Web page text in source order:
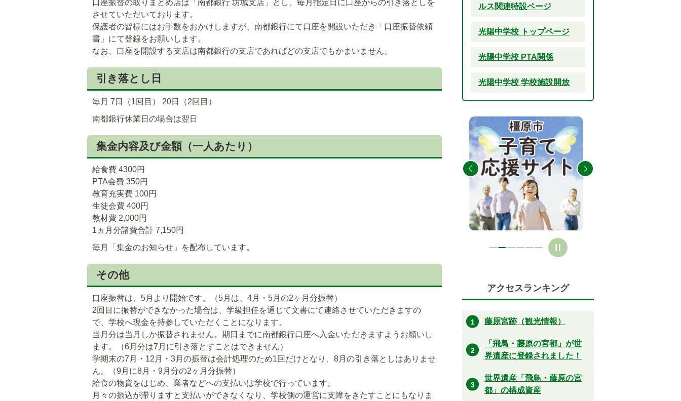
口座振替の取りまとめ店は「南都銀行 坊城支店」とし、毎月指定日に口座からの引き落としを
させていただいております。
保護者の皆様にはお手数をおかけしますが、南都銀行にて口座を開設いただき「口座振替依頼
書」にて登録をお願いします。
なお、口座を開設する支店は南都銀行の支店であればどの支店でもかまいません。
引き落とし日
毎月 7日（1回目） 20日（2回目）
南都銀行休業日の場合は翌日
集金内容及び金額（一人あたり）
給食費 4300円
PTA会費 350円
教育充実費 100円
生徒会費 400円
教材費 2,000円
1ヵ月分諸費合計 7,150円
毎月「集金のお知らせ」を配布しています。
その他
口座振替は、5月より開始です。（5月は、4月・5月の2ヶ月分振替）
2回目に振替ができなかった場合は、学級担任を通じて文書にて連絡させていただきますの
で、学校へ現金を持参していただくことになります。
当月分は当月しか振替されません。期日までに南都銀行口座へ入金いただきますようお願いし
ます。（6月分は7月に引き落とすことはできません）
学期末の7月・12月・3月の振替は会計処理のため1回だけとなり、8月の引き落としはありませ
ん。（9月に8月・9月分の2ヶ月分振替）
給食の物資をはじめ、業者などへの支払いは学校で行っています。
月々の振込が滞りますと支払いができなくなり、学校側の運営に支障をきたすことにもなりま
ルス関連特設ページ
光陽中学校 トップページ
光陽中学校 PTA関係
光陽中学校 学校施設開放
6
枚
目
の
枚
の
2
枚
目
の
ス
ド
アクセスランキング
藤原宮跡（観光情報）
「飛鳥・藤原の宮都」が世
界遺産に登録されました！
世界遺産「飛鳥・藤原の宮
都」の構成資産